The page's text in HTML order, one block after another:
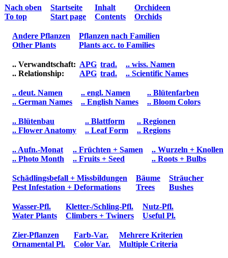
Nach oben
To top
Startseite
Start page
Inhalt
Contents
Orchideen
Orchids
Andere Pflanzen
Other Plants
Pflanzen nach Familien
Plants acc. to Families
.. Verwandtschaft:
.. Relationship:
APG
APG
trad.
trad.
.. wiss. Namen
.. Scientific Names
.. deut. Namen
.. German Names
.. engl. Namen
.. English Names
.. Blütenfarben
.. Bloom Colors
.. Blütenbau
.. Flower Anatomy
.. Blattform
.. Leaf Form
.. Regionen
.. Regions
.. Aufn.-Monat
.. Photo Month
.. Früchten + Samen
.. Fruits + Seed
.. Wurzeln + Knollen
.. Roots + Bulbs
Schädlingsbefall + Missbildungen
Pest Infestation + Deformations
Bäume
Trees
Sträucher
Bushes
Wasser-Pfl.
Water Plants
Kletter-/Schling-Pfl.
Climbers + Twiners
Nutz-Pfl.
Useful Pl.
Zier-Pflanzen
Ornamental Pl.
Farb-Var.
Color Var.
Mehrere Kriterien
Multiple Criteria